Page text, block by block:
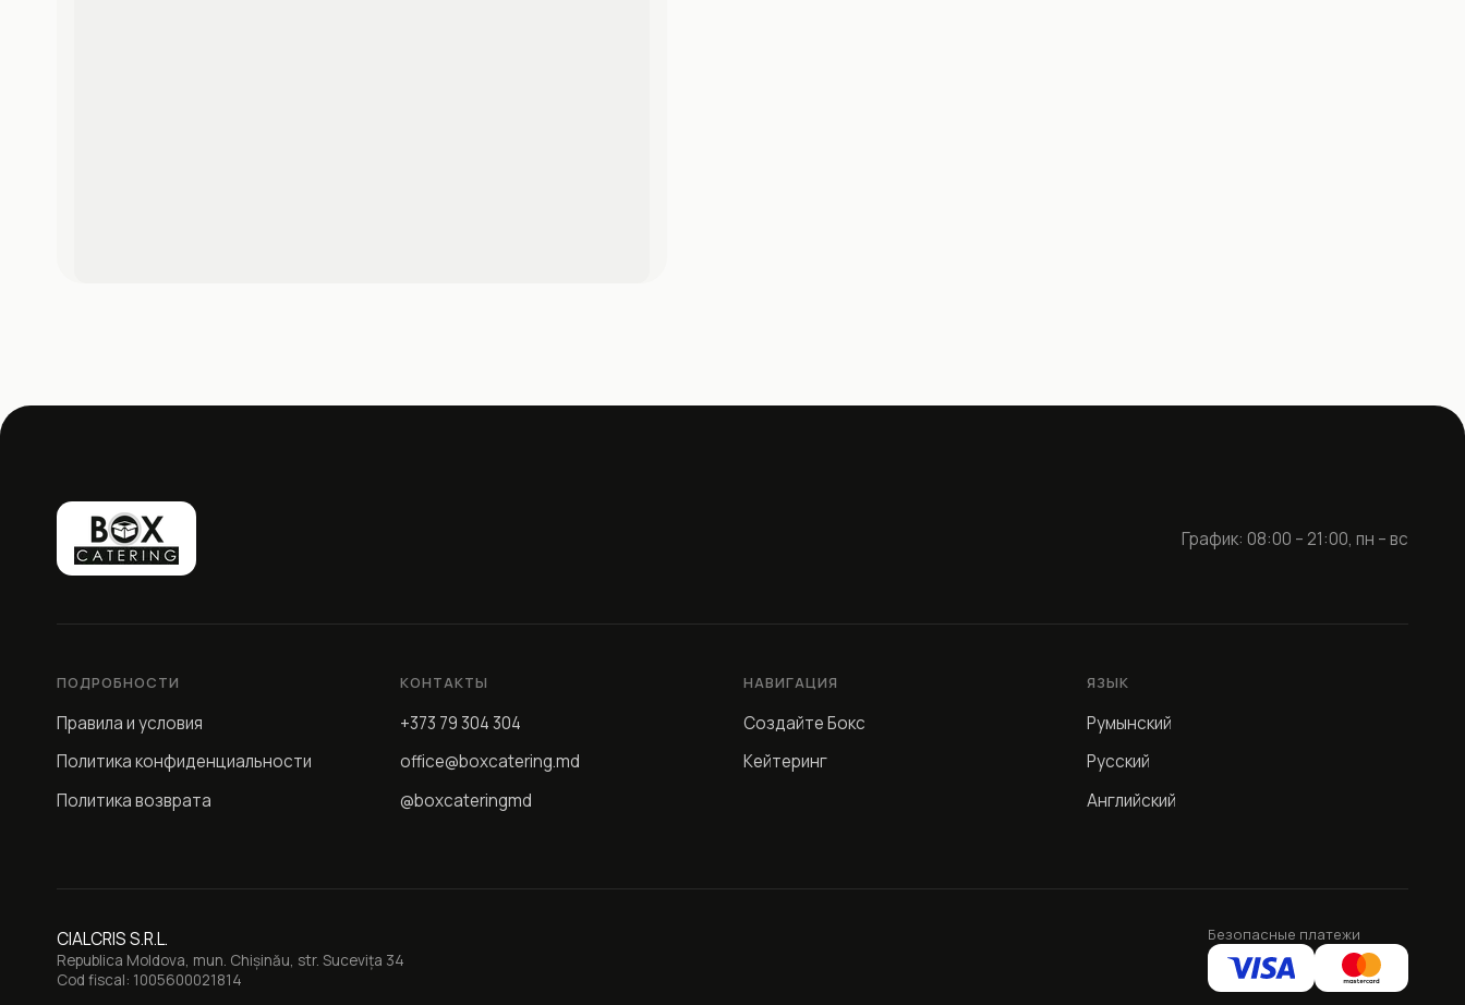
График: 08:00 – 21:00, пн – вс
ПОДРОБНОСТИ
Правила и условия
Политика конфиденциальности
Политика возврата
КОНТАКТЫ
+373 79 304 304
office@boxcatering.md
@boxcateringmd
НАВИГАЦИЯ
Создайте Бокс
Кейтеринг
ЯЗЫК
Румынский
Русский
Английский
CIALCRIS S.R.L.
Republica Moldova, mun. Chișinău, str. Sucevița 34
Cod fiscal: 1005600021814
Безопасные платежи